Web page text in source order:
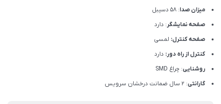
میزان صدا: 58 دسیبل
صفحه نمایشگر: دارد
صفحه کنترل: لمسی
کنترل از راه دور: دارد
روشنایی: چراغ SMD
گارانتی: 2 سال ضمانت درخشان سرویس